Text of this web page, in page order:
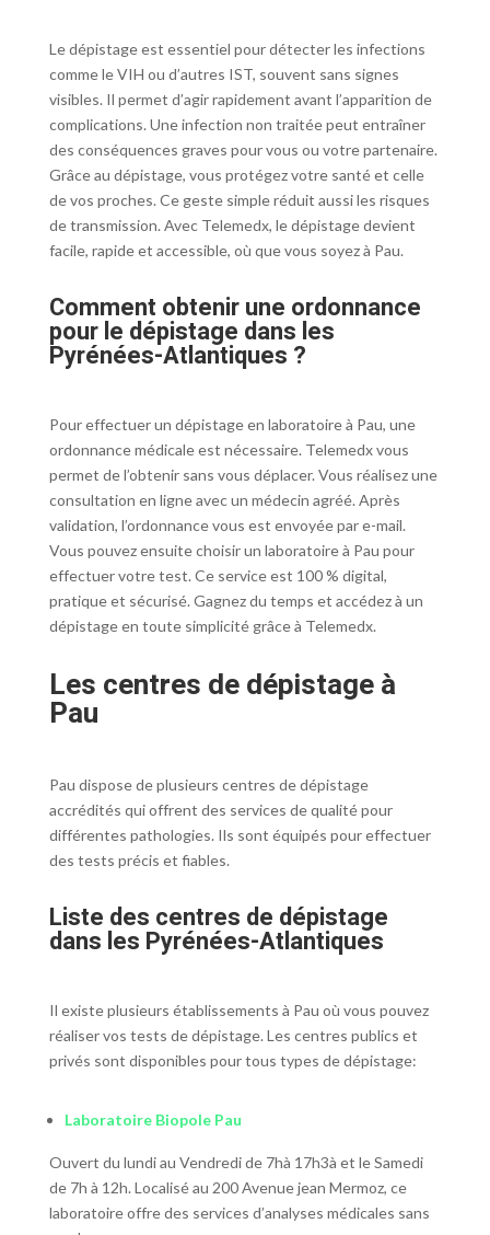
Le dépistage est essentiel pour détecter les infections
comme le VIH ou d’autres IST, souvent sans signes
visibles. Il permet d’agir rapidement avant l’apparition de
complications. Une infection non traitée peut entraîner
des conséquences graves pour vous ou votre partenaire.
Grâce au dépistage, vous protégez votre santé et celle
de vos proches. Ce geste simple réduit aussi les risques
de transmission. Avec Telemedx, le dépistage devient
facile, rapide et accessible, où que vous soyez à Pau.
Comment obtenir une ordonnance
pour le dépistage dans les
Pyrénées-Atlantiques ?
Pour effectuer un dépistage en laboratoire à Pau, une
ordonnance médicale est nécessaire. Telemedx vous
permet de l’obtenir sans vous déplacer. Vous réalisez une
consultation en ligne avec un médecin agréé. Après
validation, l’ordonnance vous est envoyée par e-mail.
Vous pouvez ensuite choisir un laboratoire à Pau pour
effectuer votre test. Ce service est 100 % digital,
pratique et sécurisé. Gagnez du temps et accédez à un
dépistage en toute simplicité grâce à Telemedx.
Les centres de dépistage à
Pau
Pau dispose de plusieurs centres de dépistage
accrédités qui offrent des services de qualité pour
différentes pathologies. Ils sont équipés pour effectuer
des tests précis et fiables.
Liste des centres de dépistage
dans les Pyrénées-Atlantiques
Il existe plusieurs établissements à Pau où vous pouvez
réaliser vos tests de dépistage. Les centres publics et
privés sont disponibles pour tous types de dépistage:
LaboratoireBiopole Pau
Ouvert du lundi au Vendredi de 7hà 17h3à et le Samedi
de 7h à 12h. Localisé au 200 Avenue jean Mermoz, ce
laboratoire offre des services d’analyses médicales sans